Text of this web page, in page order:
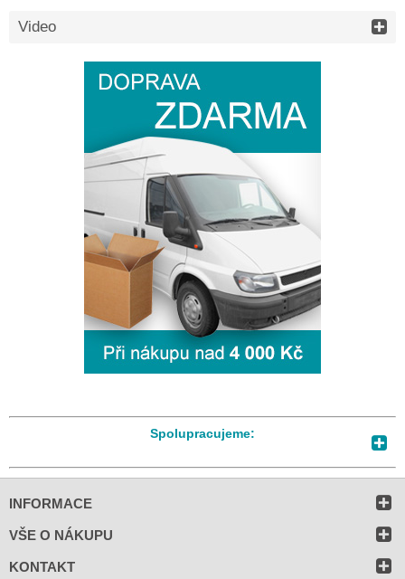
Video
Spolupracujeme:
INFORMACE
VŠE O NÁKUPU
KONTAKT